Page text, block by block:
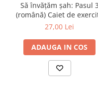
Să învățăm șah: Pasul 3
(română) Caiet de
27,00 Lei
ADAUGA IN COS